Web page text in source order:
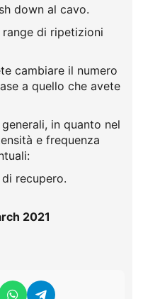
down al cavo.
di ripetizioni
cambiare il numero
a quello che avete
in quanto nel
e frequenza
recupero.
2021